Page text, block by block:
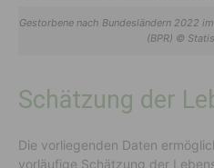
Gestorbene nach Bundesländern 2022
(BPR) ©
Schätzung der
Die vorliegenden Daten
vorläufige Schätzung der